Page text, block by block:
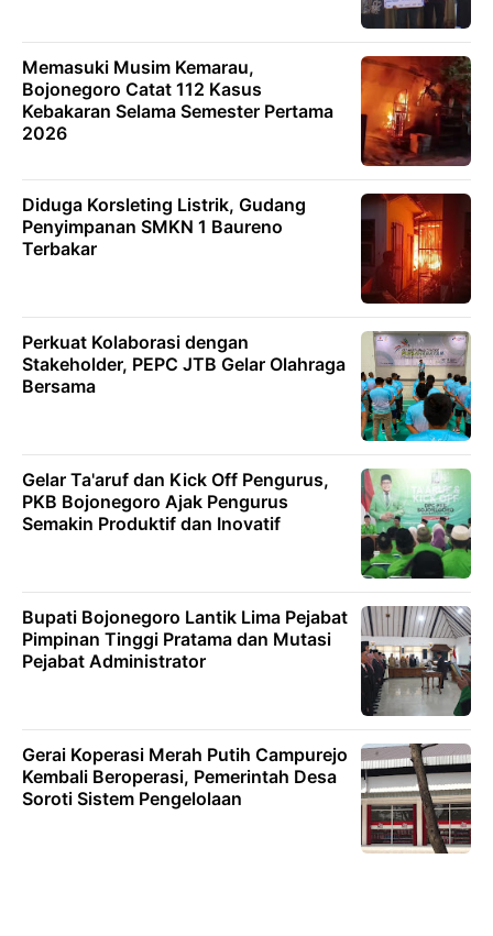
Memasuki Musim Kemarau,
Bojonegoro Catat 112 Kasus
Kebakaran Selama Semester Pertama
2026
Diduga Korsleting Listrik, Gudang
Penyimpanan SMKN 1 Baureno
Terbakar
Perkuat Kolaborasi dengan
Stakeholder, PEPC JTB Gelar Olahraga
Bersama
Gelar Ta'aruf dan Kick Off Pengurus,
PKB Bojonegoro Ajak Pengurus
Semakin Produktif dan Inovatif
Bupati Bojonegoro Lantik Lima Pejabat
Pimpinan Tinggi Pratama dan Mutasi
Pejabat Administrator
Gerai Koperasi Merah Putih Campurejo
Kembali Beroperasi, Pemerintah Desa
Soroti Sistem Pengelolaan